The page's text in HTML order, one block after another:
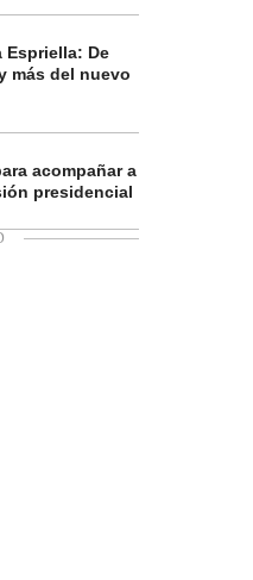
Espriella: De
más del nuevo
acompañar a
presidencial